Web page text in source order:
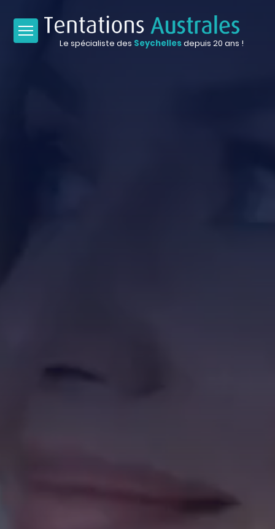
Le spécialiste des Seychellesdepuis 20 ans !